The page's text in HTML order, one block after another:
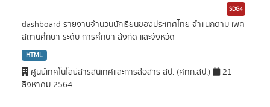
SDG4
dashboard รายงานจำนวนนักเรียนของประเทศไทย จำแนกตาม เพศ
สถานศึกษา ระดับ การศึกษา สังกัด และจังหวัด
HTML
ศูนย์เทคโนโลยีสารสนเทศและการสื่อสาร สป. (ศทก.สป.)
21
สิงหาคม 2564